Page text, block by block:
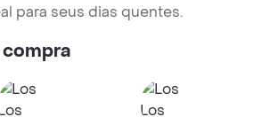
para seus dias quentes.